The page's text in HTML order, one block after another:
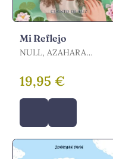
Mi Reflejo
NULL, AZAHARA
AZAHARA
19,95 €